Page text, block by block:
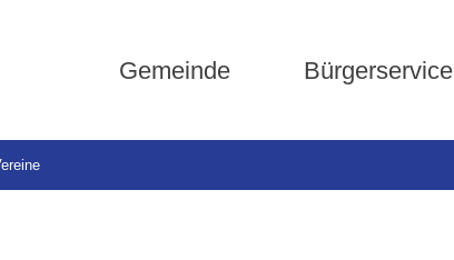
Gemeinde Bürgerservice